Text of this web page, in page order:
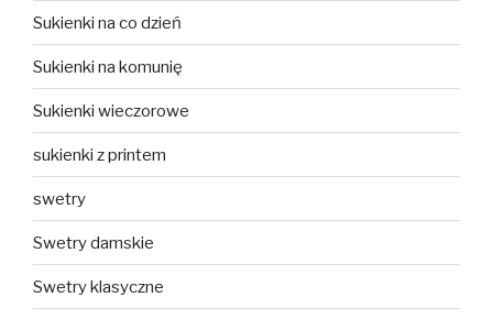
Sukienki na co dzień
Sukienki na komunię
Sukienki wieczorowe
sukienki z printem
swetry
Swetry damskie
Swetry klasyczne